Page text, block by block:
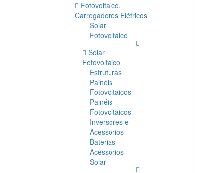
Fotovoltaico,
Carregadores Elétricos
Solar
Fotovoltaico
Solar
Fotovoltaico
Estruturas
Painéis
Fotovoltaicos
Painéis
Fotovoltaicos
Inversores e
Acessórios
Baterias
Acessórios
Solar